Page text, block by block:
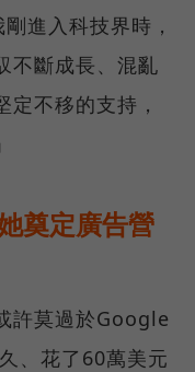
進入科技界時，
不斷成長、混亂
不移的支持，
奠定廣告營
許莫過於Google
、花了60萬美元